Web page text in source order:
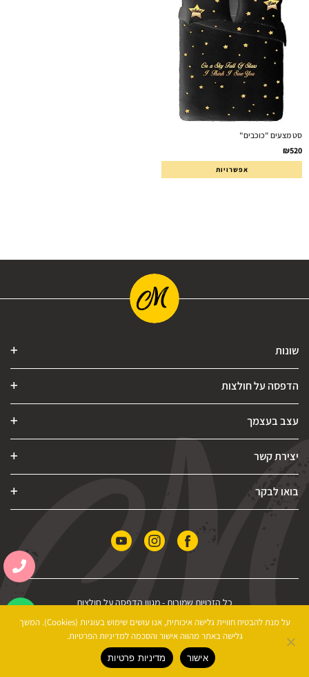
סט מצעים "כוכבים"
₪520
אפשרויות
שונות
הדפסה על חולצות
עצב בעצמך
יצירת קשר
בואו לבקר
כל הזכויות שמורות -מגוון הדפסה על חולצות
הצהרת נגישות|מדיניות פרטיות|תקנון האתר
על מנת להבטיח חוויית גלישה איכותית, אנו עושים שימוש בעוגיות (Cookies). המשך
גלישה באתר מהווה אישור והסכמה למדיניות הפרטיות.
אישור מדיניות פרטיות